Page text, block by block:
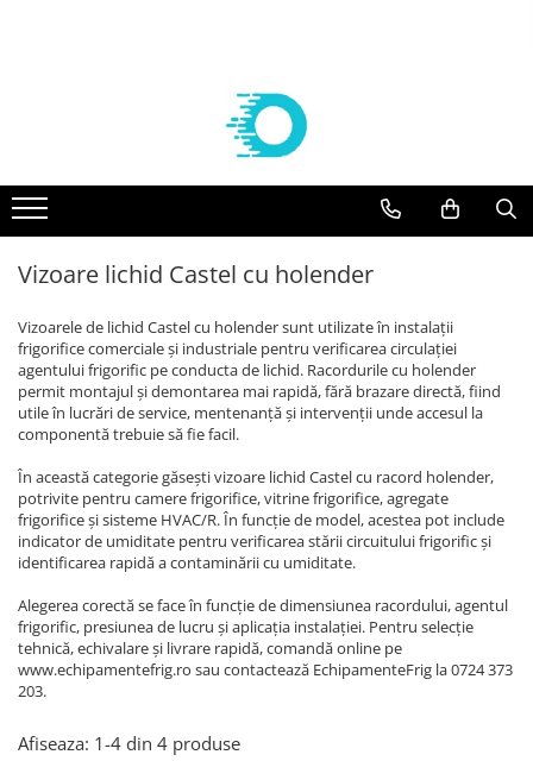
FILTRE CASTEL
Valve Solenoid
VALVE SOLENOID CASTEL
VALVE TERMOSTATICE DANFOSS
Cartuse si carcase
CARTUSE DANFOSS
CARTUSE CASTEL
Condensatoare
Racorduri absorbtie vibratii
REZISTENTE DIGIVRARE
REZISTENTE SILICONICE
Uleiuri
Ventilatoare
Ventilatoare EbmPapst
Ventilatoare turbina
AGREGATE EMBRACO R 134a
AGREGATE EMBRACO R 404a
Agregate Tecumseh
AGREGATE TECUMSEH R 134a
Compresoare frigorifice Embraco
R404A
Compresoare frigorifice Embraco
R290
Compresoare Embraco R600a
Compresoare Tecumseh
Compresoare Tecumseh R134a
Compresoare Tecumseh R404A
Compresoare Danfoss
Compresoare Copeland
Compresoare Cubigel
Compresoare Cubigel R134a
Compresoare Cubigel R404a
Compresoare Jiaxipera
VAPORIZATOARE ECO-MODINE
Vaporizatoare ECO - Slim EVS
VAPORIZATOARE cubiceECO GCE/
CTE PAS 6 REFRIGERARE
PAS 8 REFRIGERARE/CONGELARE
PAS 8.5 REFRIGERARE/ CONGELARE
VAPORIZATOARE ECO- pas 3
dubluflux GDE refrigerare
Vaporizatoare GUNAY
Vaporizatoare CUBICE GUNAY
Vaporizatoare GUNAY DUBLU FLUX
Vaporizatoare GUNAY UNGHIULARE
VAPORIZATOARE LU-VE
Solutii curatare/igienizare
SUPORTI AER CONDITIONAT
KITURI INSTALARE AER
CONDITIONAT
ACCESORII AER CONDITIONAT
Vizoare lichid Castel cu holender
Vizoarele de lichid Castel cu holender sunt utilizate în instalații
frigorifice comerciale și industriale pentru verificarea circulației
agentului frigorific pe conducta de lichid. Racordurile cu holender
permit montajul și demontarea mai rapidă, fără brazare directă, fiind
utile în lucrări de service, mentenanță și intervenții unde accesul la
componentă trebuie să fie facil.
În această categorie găsești vizoare lichid Castel cu racord holender,
potrivite pentru camere frigorifice, vitrine frigorifice, agregate
frigorifice și sisteme HVAC/R. În funcție de model, acestea pot include
indicator de umiditate pentru verificarea stării circuitului frigorific și
identificarea rapidă a contaminării cu umiditate.
Alegerea corectă se face în funcție de dimensiunea racordului, agentul
frigorific, presiunea de lucru și aplicația instalației. Pentru selecție
tehnică, echivalare și livrare rapidă, comandă online pe
www.echipamentefrig.ro sau contactează EchipamenteFrig la 0724 373
203.
Afiseaza: 1-4 din 4 produse